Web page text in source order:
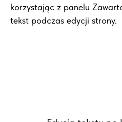
korzystając z panelu
tekst podczas edycji strony.